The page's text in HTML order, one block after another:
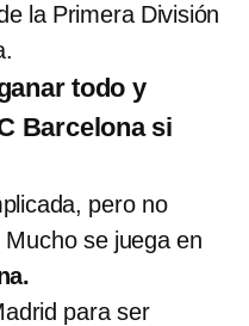
la Primera División
todo y
Barcelona si
pero no
se juega en
para ser